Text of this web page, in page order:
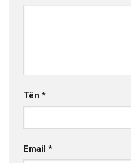
Tên *
Email *